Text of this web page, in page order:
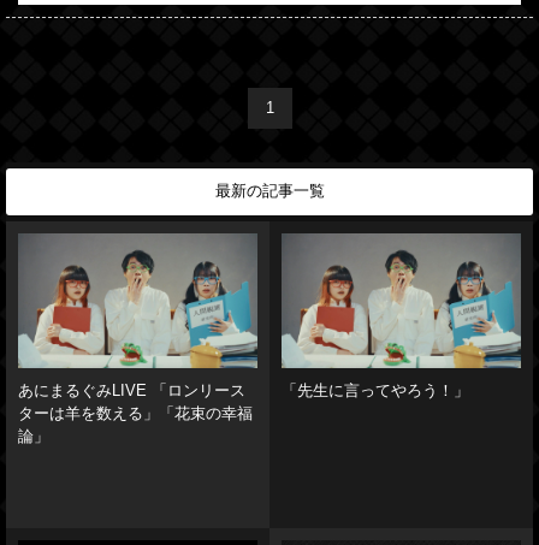
1
最新の記事一覧
あにまるぐみLIVE 「ロンリース
ターは羊を数える」「花束の幸福
論」
「先生に言ってやろう！」